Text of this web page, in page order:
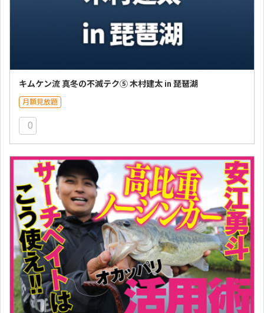
キムケン流 真冬の不滅テク⑤ 木村建太 in 琵琶湖
月額見放題
0